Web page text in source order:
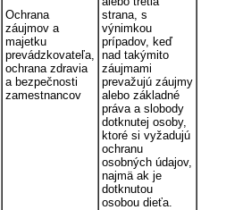
Ochrana
záujmov a
majetku
prevádzkovateľa,
ochrana zdravia
a bezpečnosti
zamestnancov
strana, s
výnimkou
prípadov, keď
nad takýmito
záujmami
prevažujú záujmy
alebo základné
práva a slobody
dotknutej osoby,
ktoré si vyžadujú
ochranu
osobných údajov,
najmä ak je
dotknutou
osobou dieťa.